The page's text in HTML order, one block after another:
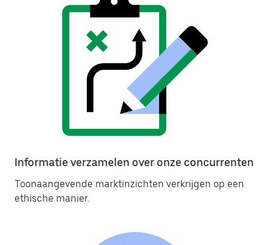
Informatie verzamelen over onze concurrenten
Toonaangevende marktinzichten verkrijgen op een
ethische manier.